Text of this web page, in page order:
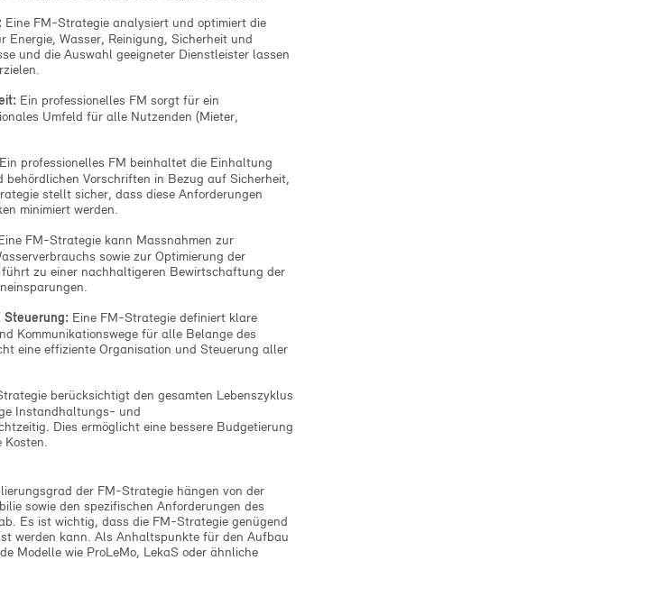
Eine FM-Strategie analysiert und optimiert die
Energie, Wasser, Reinigung, Sicherheit und
und die Auswahl geeigneter Dienstleister lassen
Ein professionelles FM sorgt für ein
Umfeld für alle Nutzenden (Mieter,
Ein professionelles FM beinhaltet die Einhaltung
Vorschriften in Bezug auf Sicherheit,
stellt sicher, dass diese Anforderungen
minimiert werden.
FM-Strategie kann Massnahmen zur
sowie zur Optimierung der
zu einer nachhaltigeren Bewirtschaftung der
Steuerung: Eine FM-Strategie definiert klare
Kommunikationswege für alle Belange des
eine effiziente Organisation und Steuerung aller
berücksichtigt den gesamten Lebenszyklus
Instandhaltungs- und
Dies ermöglicht eine bessere Budgetierung
der FM-Strategie hängen von der
sowie den spezifischen Anforderungen des
Es ist wichtig, dass die FM-Strategie genügend
werden kann. Als Anhaltspunkte für den Aufbau
Modelle wie ProLeMo, LekaS oder ähnliche